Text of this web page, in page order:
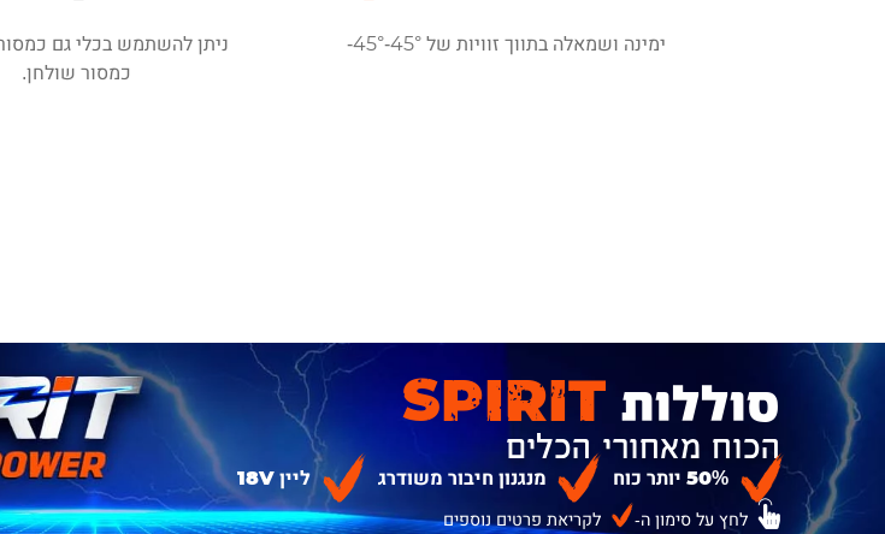
ימינה ושמאלה בתווך זוויות של 45°-45°-
ניתן להשתמש בכלי גם כמסור
כמסור שולחן.
סוללות SPIRIT
הכוח מאחורי הכלים
50% יותר כוח מנגנון חיבור משודרג ליין 18V
לחץ על סימון ה- לקריאת פרטים נוספים